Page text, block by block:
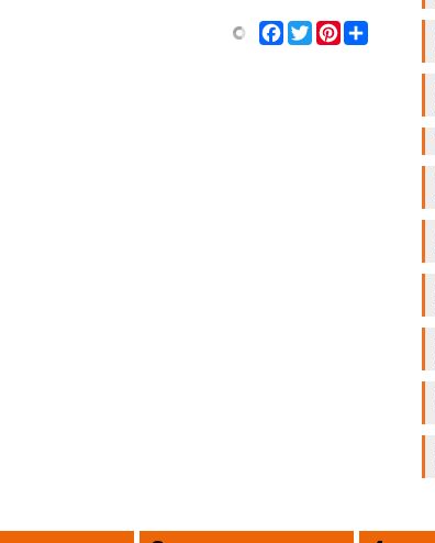
Facebook
TwitterPinterest